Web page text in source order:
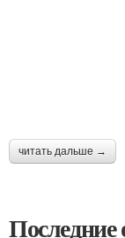
читать дальше →
Последние